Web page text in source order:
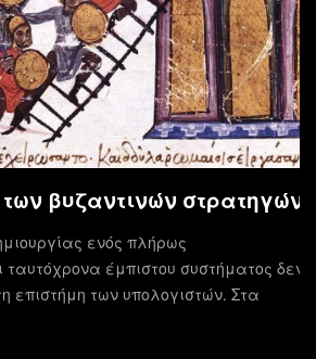
βυζαντινών στρατηγών
ενός πλήρως
έμπιστου συστήματος δεν
επιστήμη των υπολογιστών. Στα